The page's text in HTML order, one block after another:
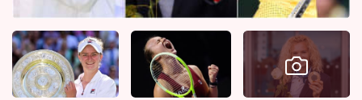
Pořady
Mámy sobě